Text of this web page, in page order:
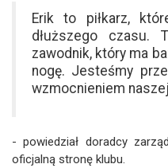
Erik to piłkarz,
dłuższego czasu.
zawodnik, który ma
nogę. Jesteśmy
wzmocnieniem
- powiedział doradcy
oficjalną stronę klubu.